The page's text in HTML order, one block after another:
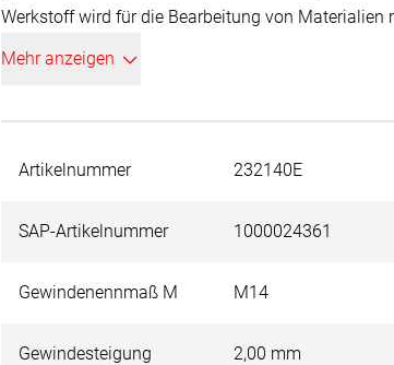
Werkstoff wird für die Bearbeitung von Materialien
Schnittkanälen mit entsprechend starker
geliefert werden.
Mehr anzeigen
Artikelnummer 232140E
SAP-Artikelnummer 1000024361
Gewindenennmaß M M14
Gewindesteigung 2,00 mm